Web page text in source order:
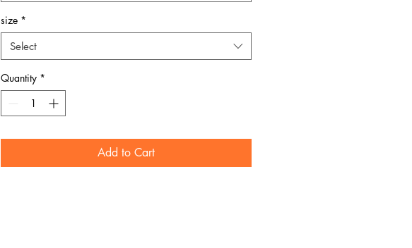
size *
Select
Quantity *
Add to Cart